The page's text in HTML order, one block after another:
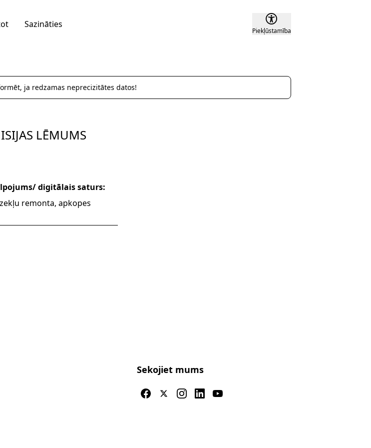
Sazināties
Piekļūstamība
ja redzamas neprecizitātes datos!
LĒMUMS
digitālais saturs:
remonta, apkopes
Sekojiet mums